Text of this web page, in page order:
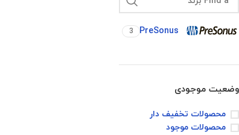
PreSonus
3
وضعیت موجودی
محصولات تخفیف دار
محصولات موجود